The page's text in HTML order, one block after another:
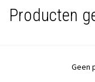
Producten
Geen